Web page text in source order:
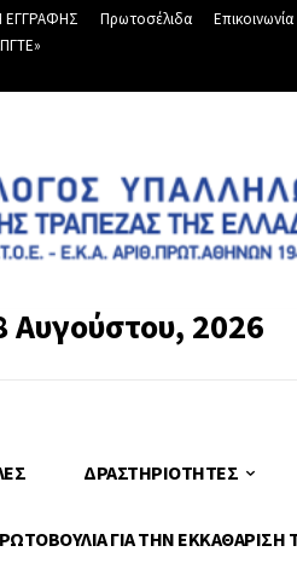
ΕΓΓΡΑΦΗΣ Πρωτοσέλιδα
Επικοινωνία
2026
ΔΡΑΣΤΗΡΙΌΤΗΤΕΣ
ΓΙΑ ΤΗΝ ΕΚΚΑΘΑΡΙΣΗ